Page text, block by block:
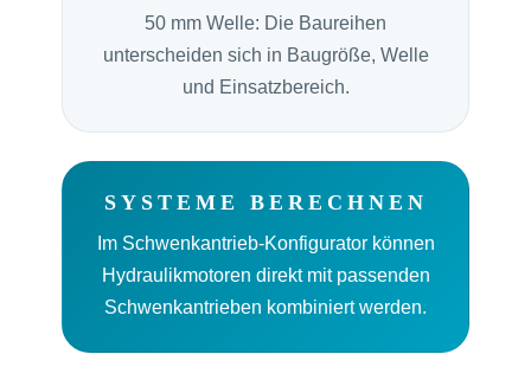
50 mm Welle: Die Baureihen
unterscheiden sich in Baugröße, Welle
und Einsatzbereich.
SYSTEME BERECHNEN
Im Schwenkantrieb-Konfigurator können
Hydraulikmotoren direkt mit passenden
Schwenkantrieben kombiniert werden.